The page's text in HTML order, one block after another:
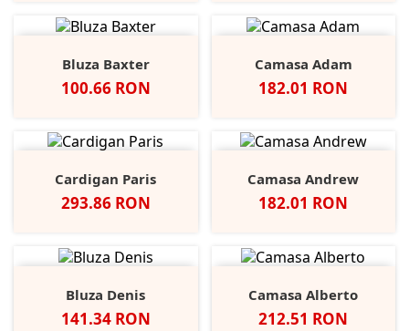
Bluza Baxter
Pret
100.66 RON
Camasa Adam
Pret
182.01 RON
Cardigan Paris
Pret
293.86 RON
Camasa Andrew
Pret
182.01 RON
Bluza Denis
Pret
141.34 RON
Camasa Alberto
Pret
212.51 RON